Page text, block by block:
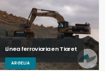
Línea ferroviaria en Tiaret
ARGELIA